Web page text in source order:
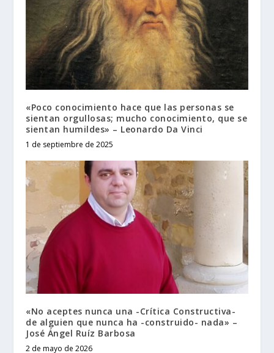
«Poco conocimiento hace que las personas se
sientan orgullosas; mucho conocimiento, que se
sientan humildes» – Leonardo Da Vinci
1 de septiembre de 2025
«No aceptes nunca una -Crítica Constructiva-
de alguien que nunca ha -construido- nada» –
José Ángel Ruíz Barbosa
2 de mayo de 2026